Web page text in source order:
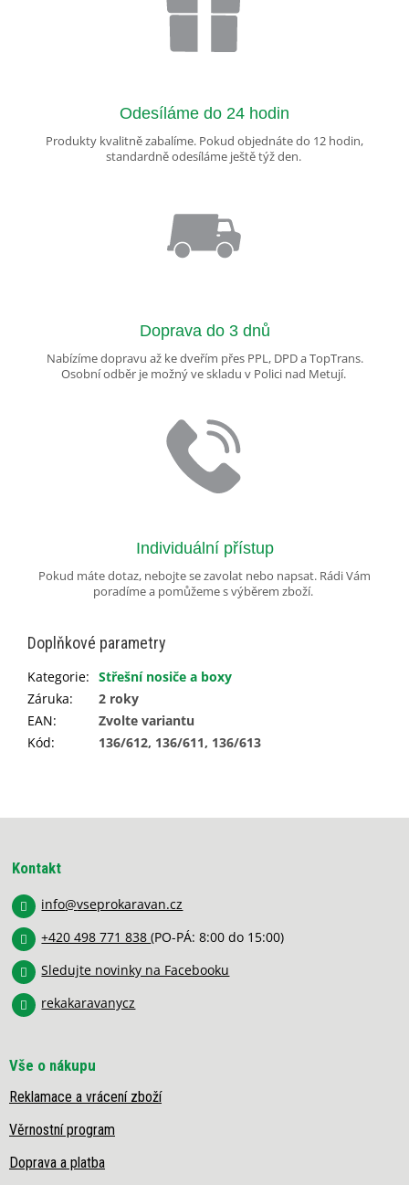
Odesíláme do 24 hodin
Produkty kvalitně zabalíme. Pokud objednáte do 12 hodin,
standardně odesíláme ještě týž den.
Doprava do 3 dnů
Nabízíme dopravu až ke dveřím přes PPL, DPD a TopTrans.
Osobní odběr je možný ve skladu v Polici nad Metují.
Individuální přístup
Pokud máte dotaz, nebojte se zavolat nebo napsat. Rádi Vám
poradíme a pomůžeme s výběrem zboží.
Doplňkové parametry
Kategorie: Střešní nosiče a boxy
Záruka:
2 roky
EAN:
Zvolte variantu
Kód: 136/612, 136/611, 136/613
Kontakt
info@vseprokaravan.cz
+420 498 771 838(PO-PÁ: 8:00 do 15:00)
Sledujte novinky na Facebooku
rekakaravanycz
Vše o nákupu
Reklamace a vrácení zboží
Věrnostní program
Doprava a platba